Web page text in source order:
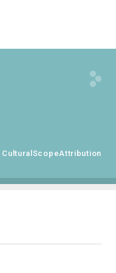
CulturalScopeAttribution